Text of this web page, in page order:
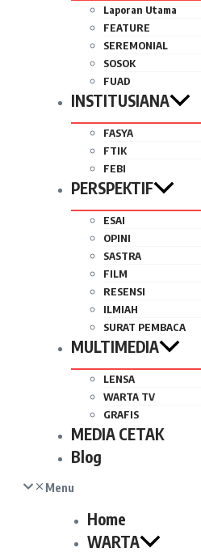
Laporan Utama
FEATURE
SEREMONIAL
SOSOK
FUAD
INSTITUSIANA
FASYA
FTIK
FEBI
PERSPEKTIF
ESAI
OPINI
SASTRA
FILM
RESENSI
ILMIAH
SURAT PEMBACA
MULTIMEDIA
LENSA
WARTA TV
GRAFIS
MEDIA CETAK
Blog
Menu
Home
WARTA